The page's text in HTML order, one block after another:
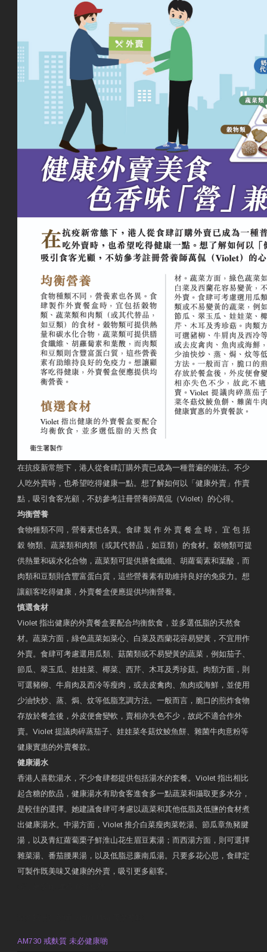
在抗疫新常態下，港人從食肆訂購外賣已成為一種普遍的做法。不少
人吃外賣時，也希望吃得健康一點。想了解如何以「健康外賣」作賣
點，吸引食客光顧，不妨參考註冊營養師萬侃（Violet）的心得。
均衡營養
食物種類不同，營養素也各異。食肆 製 作 外 賣 餐 盒 時， 宜 包 括
穀 物類、蔬菜類和肉類（或其代替品，如豆類）的食材。穀物類可提
供熱量和碳水化合物，蔬菜類可提供膳食纖維、胡蘿蔔素和葉酸，而
肉類和豆類則含豐富蛋白質，這些營養素有助維持良好的免疫力。想
讓顧客吃得健康，外賣餐盒便應提供均衡營養。
慎選食材
Violet 指出健康的外賣餐盒要配合均衡飲食，並多選低脂的天然食
材。蔬菜方面，綠色蔬菜如菜心、白菜及西蘭花容易變黃，不宜用作
外賣。食肆可考慮選用瓜類、菇菌類或不易變黃的蔬菜，例如茄子、
節瓜、翠玉瓜、娃娃菜、椰菜、西芹、木耳及秀珍菇。肉類方面，則
可選豬柳、牛肩肉及西冷等瘦肉，或去皮禽肉、魚肉或海鮮，並使用
少油快炒、蒸、焗、炆等低脂烹調方法。一般而言，脆口的煎炸食物
存放於餐盒後，外皮便會變軟，賣相亦失色不少，故此不適合作外
賣。Violet 提議肉碎蒸茄子、娃娃菜冬菇炆鯪魚餅、雜菌牛肉意粉等
健康實惠的外賣餐款。
健康湯水
香港人喜歡湯水，不少食肆都提供包括湯水的套餐。Violet 指出相比
起含糖的飲品，健康湯水有助食客進食多一點蔬菜和攝取更多水分，
是較佳的選擇。她建議食肆可考慮以蔬菜和其他低脂及低鹽的食材煮
出健康湯水。中湯方面，Violet 推介白菜瘦肉菜乾湯、節瓜章魚豬腱
湯，以及青紅蘿蔔栗子鮮淮山花生眉豆素湯；而西湯方面，則可選擇
雜菜湯、番茄腰果湯，以及低脂忌廉南瓜湯。只要多花心思，食肆定
可製作既美味又健康的外賣，吸引更多顧客。
AM730 戒麩質 未必健康啲